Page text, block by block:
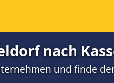
nach
und finde